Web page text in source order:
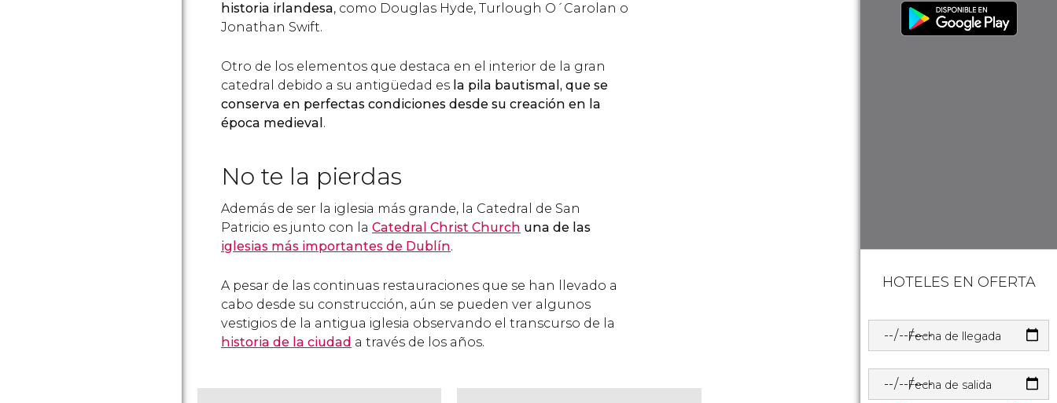
historia irlandesa, como Douglas Hyde, Turlough O´Carolan o
Jonathan Swift.
Otro de los elementos que destaca en el interior de la gran
catedral debido a su antigüedad es la pila bautismal, que se
conserva en perfectas condiciones desde su creación en la
época medieval .
No te la pierdas
Además de ser la iglesia más grande, la Catedral de San
Patricio es junto con la Catedral Christ Church una de las
iglesias más importantes de Dublín.
A pesar de las continuas restauraciones que se han llevado a
cabo desde su construcción, aún se pueden ver algunos
vestigios de la antigua iglesia observando el transcurso de la
historia de la ciudad a través de los años.
HOTELES EN OFERTA
Fecha de llegada
Fecha de salida